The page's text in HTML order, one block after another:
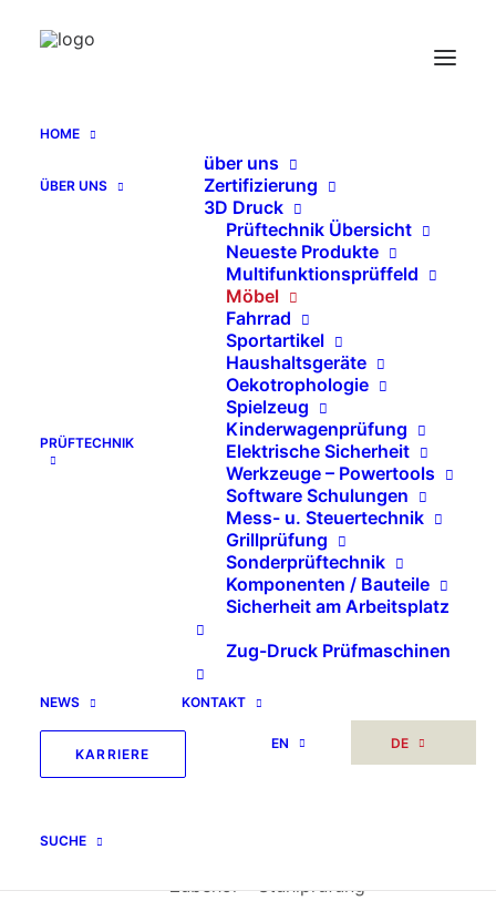
HOME
ÜBER UNS
über uns
Zertifizierung
3D Druck
PRÜFTECHNIK
Prüftechnik Übersicht
Neueste Produkte
Multifunktionsprüffeld
Möbel
Fahrrad
Sportartikel
Haushaltsgeräte
Oekotrophologie
Spielzeug
Kinderwagenprüfung
Elektrische Sicherheit
Werkzeuge – Powertools
Software Schulungen
Mess- u. Steuertechnik
Grillprüfung
Sonderprüftechnik
Komponenten / Bauteile
Sicherheit am Arbeitsplatz
Zug-Druck Prüfmaschinen
NEWS KONTAKT
KARRIERE
EN DE
SUCHE
Gewindeadapter Innen – Innen – Gewinde
Gewindeadapter Innen
– Innen – Gewinde
Artikelnummer
Zubehör - Stuhlprüfung